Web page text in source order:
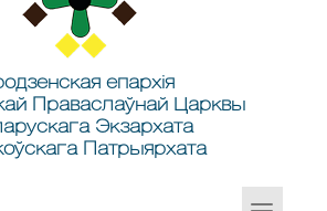
епархія
Праваслаўнай Царквы
Экзархата
Патрыярхата